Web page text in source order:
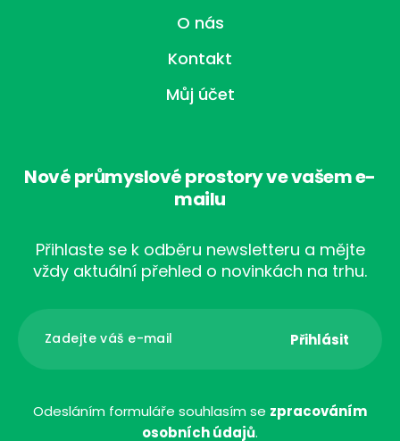
O nás
Kontakt
Můj účet
Nové průmyslové prostory ve vašem e-
mailu
Přihlaste se k odběru newsletteru a mějte
vždy aktuální přehled o novinkách na trhu.
Odesláním formuláře souhlasím se zpracováním
osobních údajů.